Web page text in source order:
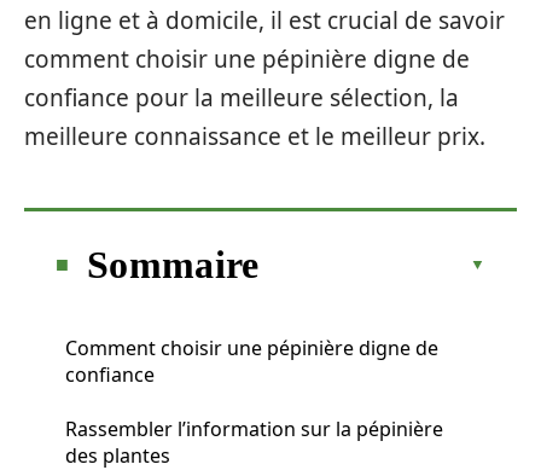
en ligne et à domicile, il est crucial de savoir
comment choisir une pépinière digne de
confiance pour la meilleure sélection, la
meilleure connaissance et le meilleur prix.
Sommaire
Comment choisir une pépinière digne de
confiance
Rassembler l’information sur la pépinière
des plantes